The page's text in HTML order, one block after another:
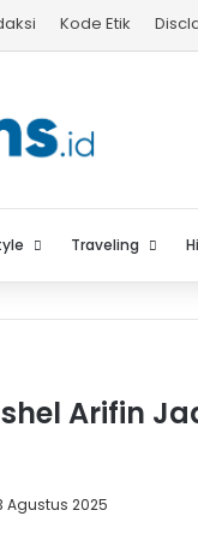
Kode Etik
Traveling
Arifin
Agustus 2025